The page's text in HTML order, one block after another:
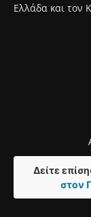
Ελλάδα και τον
Δείτε
στον